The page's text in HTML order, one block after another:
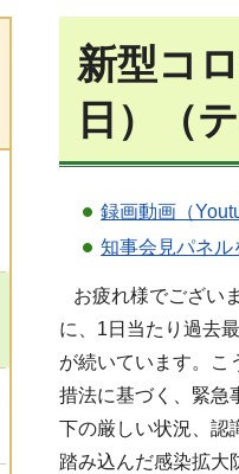
新型コ
日）（
録画動画（
知事会見パネル
お疲れ様でござい
に、1日当たり過去
が続いています。こ
措法に基づく、緊急
下の厳しい状況、認
踏み込んだ感染拡大